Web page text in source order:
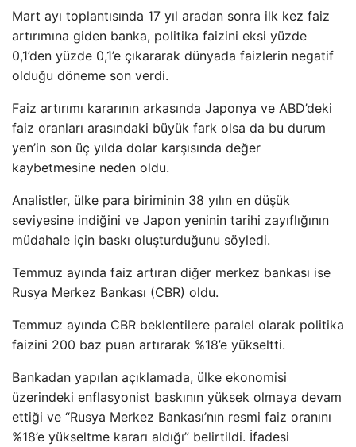
Mart ayı toplantısında 17 yıl aradan sonra ilk kez faiz
artırımına giden banka, politika faizini eksi yüzde
0,1’den yüzde 0,1’e çıkararak dünyada faizlerin negatif
olduğu döneme son verdi.
Faiz artırımı kararının arkasında Japonya ve ABD’deki
faiz oranları arasındaki büyük fark olsa da bu durum
yen’in son üç yılda dolar karşısında değer
kaybetmesine neden oldu.
Analistler, ülke para biriminin 38 yılın en düşük
seviyesine indiğini ve Japon yeninin tarihi zayıflığının
müdahale için baskı oluşturduğunu söyledi.
Temmuz ayında faiz artıran diğer merkez bankası ise
Rusya Merkez Bankası (CBR) oldu.
Temmuz ayında CBR beklentilere paralel olarak politika
faizini 200 baz puan artırarak %18’e yükseltti.
Bankadan yapılan açıklamada, ülke ekonomisi
üzerindeki enflasyonist baskının yüksek olmaya devam
ettiği ve “Rusya Merkez Bankası’nın resmi faiz oranını
%18’e yükseltme kararı aldığı” belirtildi. İfadesi